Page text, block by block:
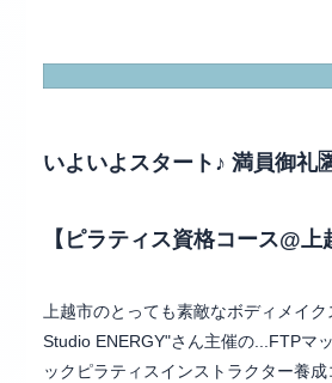
いよいよスタート♪ 満員御礼
【ピラティス資格コース@上
上越市のとっても素敵なボディメイ
Studio ENERGY"さん主催の...FTPマ
ックピラティスインストラクター養